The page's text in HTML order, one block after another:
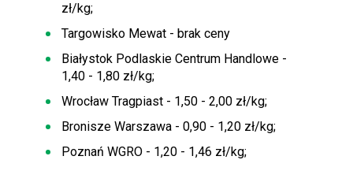
zł/kg;
Targowisko Mewat - brak ceny
Białystok Podlaskie Centrum Handlowe -
1,40 - 1,80 zł/kg;
Wrocław Tragpiast - 1,50 - 2,00 zł/kg;
Bronisze Warszawa - 0,90 - 1,20 zł/kg;
Poznań WGRO - 1,20 - 1,46 zł/kg;